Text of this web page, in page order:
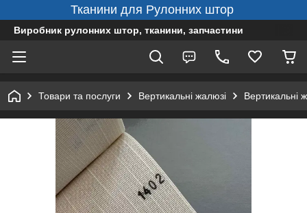
Тканини для Рулонних штор
Виробник рулонних штор, тканини, запчастини
Товари та послуги Вертикальні жалюзі Вертикальні